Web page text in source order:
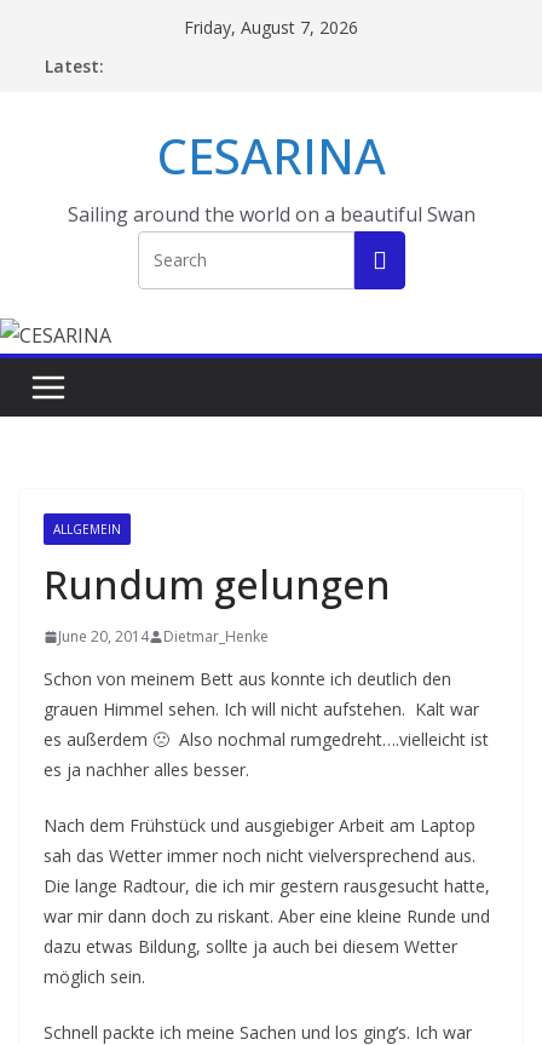
Friday, August 7, 2026
Latest:
CESARINA
Sailing around the world on a beautiful Swan
ALLGEMEIN
Rundum gelungen
June 20, 2014 Dietmar_Henke
Schon von meinem Bett aus konnte ich deutlich den
grauen Himmel sehen. Ich will nicht aufstehen. Kalt war
es außerdem 🙁 Also nochmal rumgedreht….vielleicht ist
es ja nachher alles besser.
Nach dem Frühstück und ausgiebiger Arbeit am Laptop
sah das Wetter immer noch nicht vielversprechend aus.
Die lange Radtour, die ich mir gestern rausgesucht hatte,
war mir dann doch zu riskant. Aber eine kleine Runde und
dazu etwas Bildung, sollte ja auch bei diesem Wetter
möglich sein.
Schnell packte ich meine Sachen und los ging’s. Ich war